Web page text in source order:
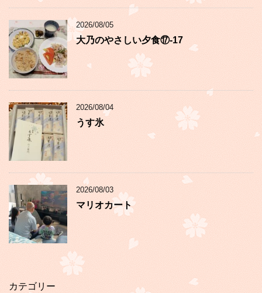
2026/08/05
大乃のやさしい夕食⑰-17
2026/08/04
うす氷
2026/08/03
マリオカート
カテゴリー